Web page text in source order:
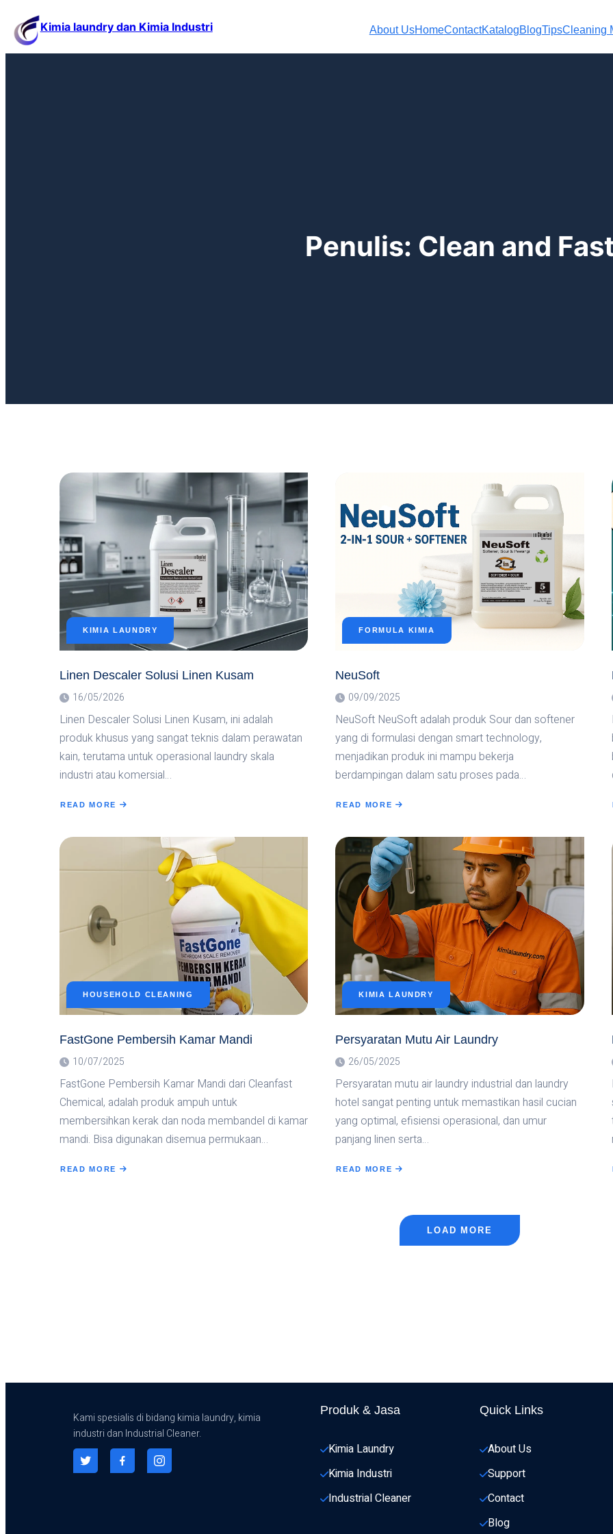
Kimia laundry dan Kimia Industri About UsHomeContactKatalogBlogTipsCleaning
Penulis: Clean and
KIMIA LAUNDRY
Linen Descaler Solusi Linen Kusam
16/05/2026
Linen Descaler Solusi Linen Kusam, ini adalah
produk khusus yang sangat teknis dalam perawatan
kain, terutama untuk operasional laundry skala
industri atau komersial…
READ MORE
ABOUT
LINEN
KUSAM
FORMULA KIMIA
NeuSoft
09/09/2025
NeuSoft NeuSoft adalah produk Sour dan softener
yang di formulasi dengan smart technology,
menjadikan produk ini mampu bekerja
berdampingan dalam satu proses pada…
READ MORE
ABOUT
HOUSEHOLD CLEANING
FastGone Pembersih Kamar Mandi
10/07/2025
FastGone Pembersih Kamar Mandi dari Cleanfast
Chemical, adalah produk ampuh untuk
membersihkan kerak dan noda membandel di kamar
mandi. Bisa digunakan disemua permukaan…
READ MORE
ABOUT
KIMIA LAUNDRY
Persyaratan Mutu Air Laundry
26/05/2025
Persyaratan mutu air laundry industrial dan laundry
hotel sangat penting untuk memastikan hasil cucian
yang optimal, efisiensi operasional, dan umur
panjang linen serta…
READ MORE
ABOUT
LOAD MORE
Kami spesialis di bidang kimia laundry, kimia
industri dan Industrial Cleaner.
Produk & Jasa
Kimia Laundry
Kimia Industri
Industrial Cleaner
Quick Links
About Us
Support
Contact
Blog